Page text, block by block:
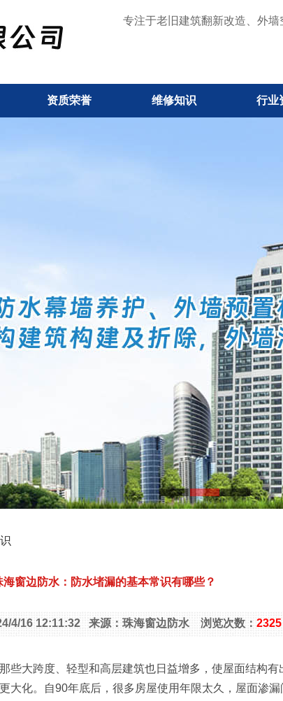
专注于老旧建筑翻新改造、外
资质荣誉 维修知识 行业
海窗边防水：防水堵漏的基本常识有哪些？
4/16 12:11:32 来源：珠海窗边防水 浏览次数： 2325
些大跨度、轻型和高层建筑也日益增多，使屋面结构
大化。自90年底后，很多房屋使用年限太久，屋面渗